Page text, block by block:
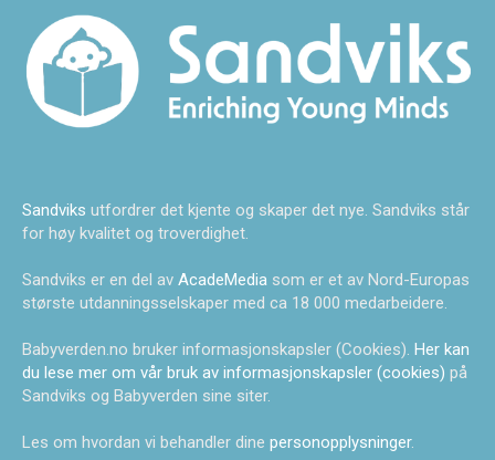
Sandviks utfordrer det kjente og skaper det nye. Sandviks står
for høy kvalitet og troverdighet.
Sandviks er en del av AcadeMedia som er et av Nord-Europas
største utdanningsselskaper med ca 18 000 medarbeidere.
Babyverden.no bruker informasjonskapsler (Cookies). Her kan
du lese mer om vår bruk av informasjonskapsler (cookies) på
Sandviks og Babyverden sine siter.
Les om hvordan vi behandler dine personopplysninger.